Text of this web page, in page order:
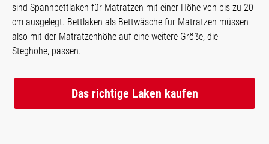
sind Spannbettlaken für Matratzen mit einer Höhe von bis zu 20
cm ausgelegt. Bettlaken als Bettwäsche für Matratzen müssen
also mit der Matratzenhöhe auf eine weitere Größe, die
Steghöhe, passen.
Das richtige Laken kaufen